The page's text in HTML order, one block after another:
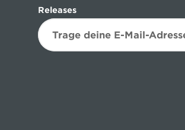
Releases